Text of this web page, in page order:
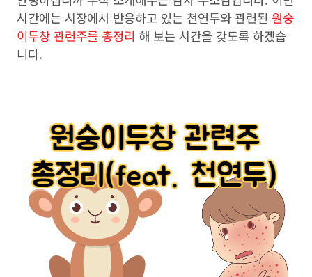
시간에는 시장에서 반응하고 있는 천연두와 관련된 원숭
이두창 관련주를 총정리 해 보는 시간을 갖도록 하겠습
니다.